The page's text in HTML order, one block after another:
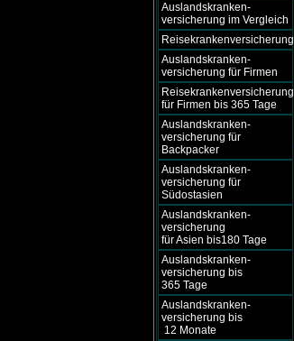
Auslandskranken-
versicherung im Vergleich
Reisekrankenversicherung
Auslandskranken-
versicherung für Firmen
Reisekrankenversicherung
für Firmen bis 365 Tage
Auslandskranken-
versicherung für
Backpacker
Auslandskranken-
versicherung für
Südostasien
Auslandskranken-
versicherung
für Asien bis180 Tage
Auslandskranken-
versicherung bis
365 Tage
Auslandskranken-
versicherung bis
12 Monate